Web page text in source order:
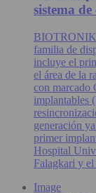
sistema
BIOTRONIK
familia de
incluye el
el área de la
con marcado
implantables
generación
primer
Hospital
Falagkari y
Image